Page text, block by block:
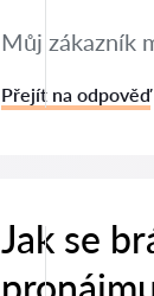
Můj zákazník
Přejít na odpověď
Jak se